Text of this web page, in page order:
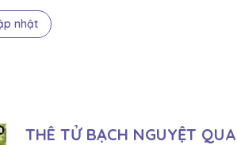
nhật
THÊ TỬ BẠCH NGUYỆT